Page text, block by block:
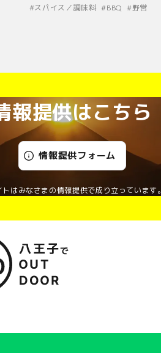
#スパイス／調味料 #BBQ #野営
報提供はこちら
情報提供フォーム
トはみなさまの情報提供で成り立っています。